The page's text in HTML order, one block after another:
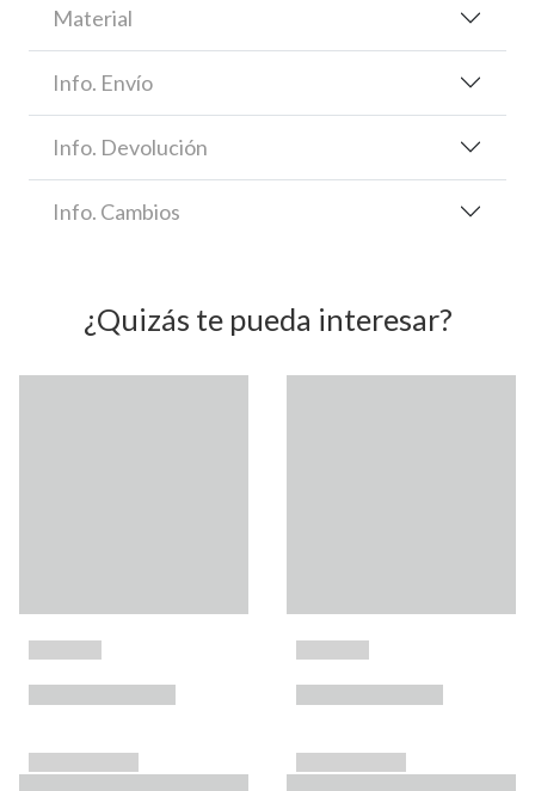
Material
Info. Envío
Info. Devolución
Info. Cambios
¿Quizás te pueda interesar?